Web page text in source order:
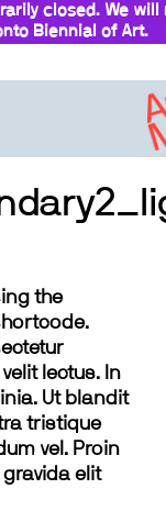
closed. We will
Biennial of Art.
the
lectus. In
Ut blandit
tristique
vel. Proin
elit